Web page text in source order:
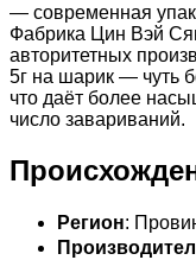
— современная
Фабрика Цин Вэй
авторитетных
5г на шарик — чуть
что даёт более
число завариваний.
Регион: